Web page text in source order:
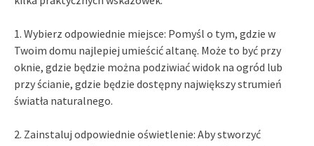
1. Wybierz odpowiednie miejsce: Pomyśl o tym, gdzie w
Twoim domu najlepiej umieścić altanę. Może to być przy
oknie, gdzie będzie można podziwiać widok na ogród lub
przy ścianie, gdzie będzie dostępny największy strumień
światła naturalnego.
2. Zainstaluj odpowiednie oświetlenie: Aby stworzyć